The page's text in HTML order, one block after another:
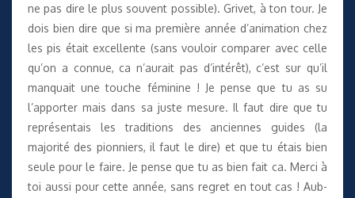
ne pas dire le plus souvent possible). Grivet, à ton tour. Je
dois bien dire que si ma première année d’animation chez
les pis était excellente (sans vouloir comparer avec celle
qu’on a connue, ca n’aurait pas d’intérêt), c’est sur qu’il
manquait une touche féminine ! Je pense que tu as su
l’apporter mais dans sa juste mesure. Il faut dire que tu
représentais les traditions des anciennes guides (la
majorité des pionniers, il faut le dire) et que tu étais bien
seule pour le faire. Je pense que tu as bien fait ca. Merci à
toi aussi pour cette année, sans regret en tout cas ! Aub-